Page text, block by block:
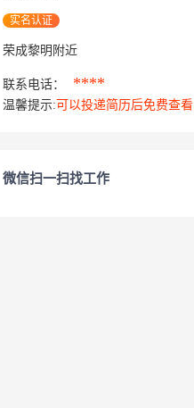
实名认证
荣成黎明附近
联系电话： ****
温馨提示: 可以投递简历后免费查看
微信扫一扫找工作